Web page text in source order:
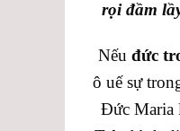
rọi đầm
Nếu đức
ô uế sự
Đức Maria